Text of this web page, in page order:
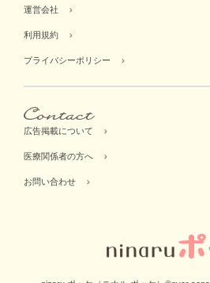
運営会社
利用規約
プライバシーポリシー
広告掲載について
医療関係者の方へ
お問い合わせ